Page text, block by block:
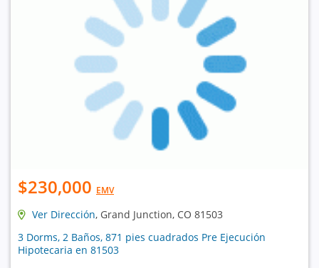
$230,000 EMV
Ver Dirección, Grand Junction, CO 81503
3 Dorms, 2 Baños, 871 pies cuadrados Pre Ejecución
Hipotecaria en 81503